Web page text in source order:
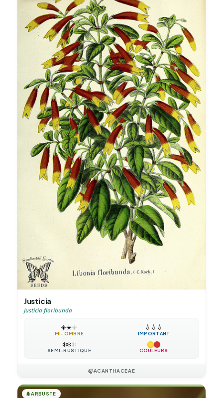
Justicia
Justicia floribunda
☀️☀️☀️
MI-OMBRE
💧 💧 💧
IMPORTANT
❄️❄️❄️
SEMI-RUSTIQUE COULEURS
🍃ACANTHACEAE
🌲ARBUSTE